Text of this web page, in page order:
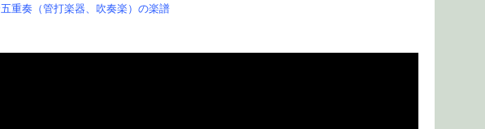
重奏（管打楽器、吹奏楽）の楽譜